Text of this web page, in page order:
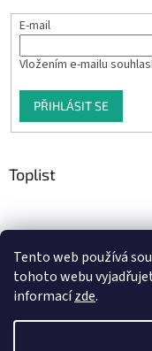
Tento web používá
tohoto webu
informacízde.
E-mail
Vložením e-mailu
PŘIHLÁSIT SE
Toplist
Tiskoteka.cz